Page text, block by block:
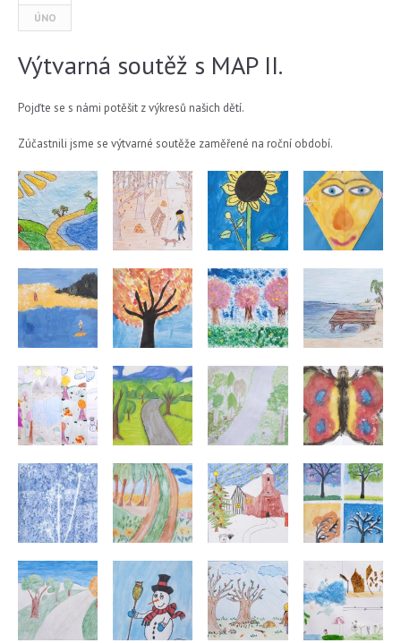
ÚNO
Výtvarná soutěž s MAP II.
Pojďte se s námi potěšit z výkresů našich dětí.
Zúčastnili jsme se výtvarné soutěže zaměřené na roční období.